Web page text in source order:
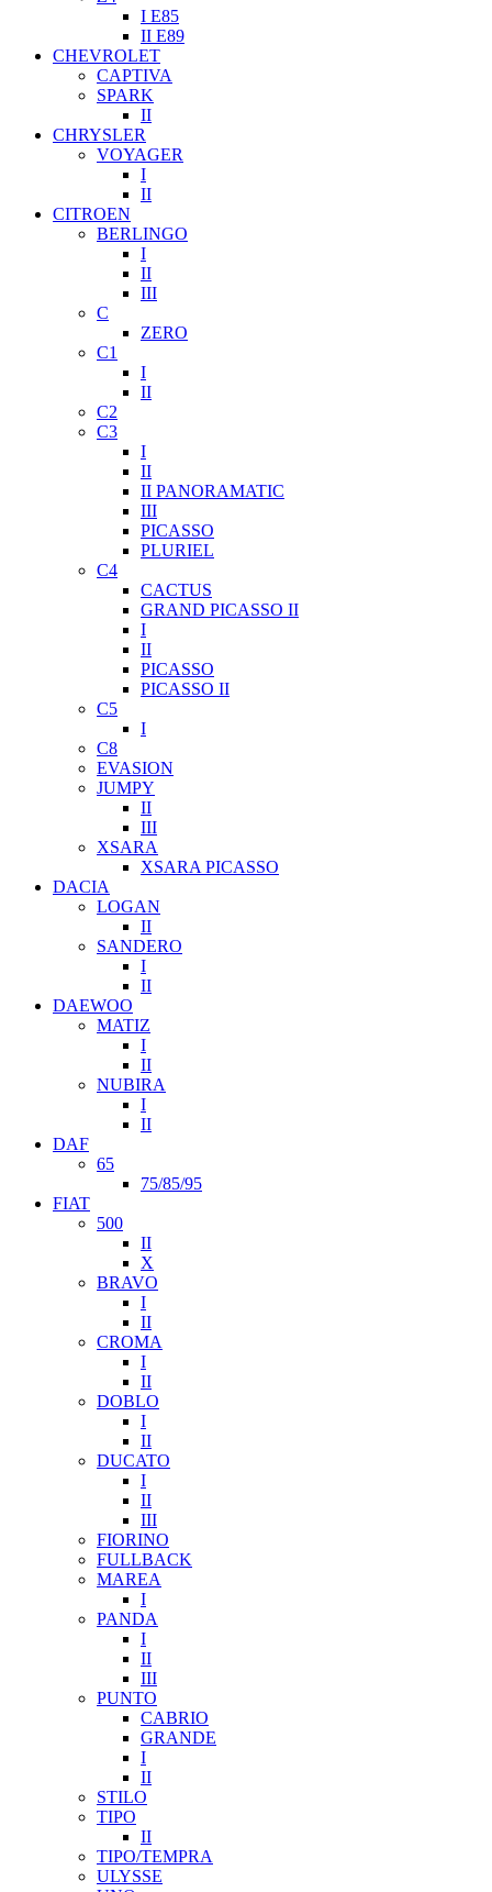
I E85
II E89
CHEVROLET
CAPTIVA
SPARK
II
CHRYSLER
VOYAGER
I
II
CITROEN
BERLINGO
I
II
III
C
ZERO
C1
I
II
C2
C3
I
II
II PANORAMATIC
III
PICASSO
PLURIEL
C4
CACTUS
GRAND PICASSO II
I
II
PICASSO
PICASSO II
C5
I
C8
EVASION
JUMPY
II
III
XSARA
XSARA PICASSO
DACIA
LOGAN
II
SANDERO
I
II
DAEWOO
MATIZ
I
II
NUBIRA
I
II
DAF
65
75/85/95
FIAT
500
II
X
BRAVO
I
II
CROMA
I
II
DOBLO
I
II
DUCATO
I
II
III
FIORINO
FULLBACK
MAREA
I
PANDA
I
II
III
PUNTO
CABRIO
GRANDE
I
II
STILO
TIPO
II
TIPO/TEMPRA
ULYSSE